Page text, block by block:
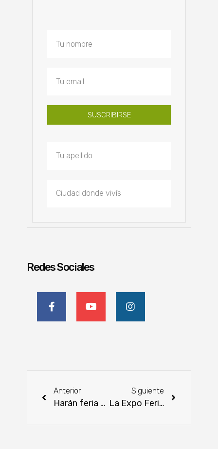
SUSCRIBIRSE
Redes Sociales
Anterior
Harán feria agropecuaria este jueves en la Costanera de Asunción
Siguiente
La Expo Feria de Orquídeas ya está abierta en San Lorenzo